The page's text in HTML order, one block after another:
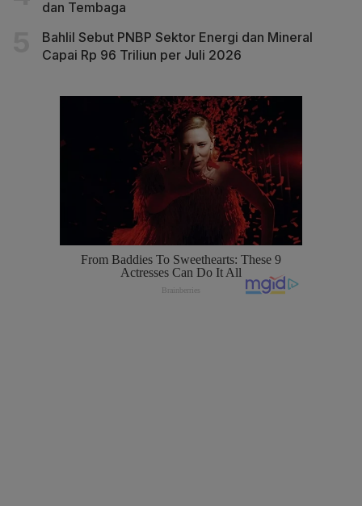
dan Tembaga
Bahlil Sebut PNBP Sektor Energi dan Mineral
Capai Rp 96 Triliun per Juli 2026